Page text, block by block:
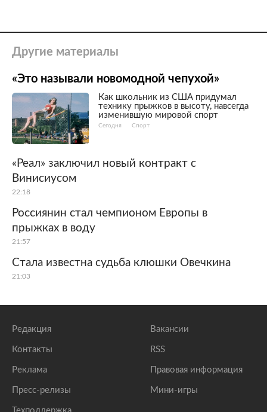
Другие материалы
«Это называли новомодной чепухой»
Как школьник из США придумал
технику прыжков в высоту, навсегда
изменившую мировой спорт
Сегодня Спорт
«Реал» заключил новый контракт с
Винисиусом
22:18
Россиянин стал чемпионом Европы в
прыжках в воду
21:57
Стала известна судьба клюшки Овечкина
21:03
Редакция
Контакты
Реклама
Пресс-релизы
Вакансии
RSS
Правовая информация
Мини-игры